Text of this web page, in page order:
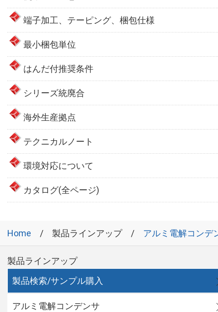
端子加工、テーピング、梱包仕様
最小梱包単位
はんだ付推奨条件
シリーズ統廃合
海外生産拠点
テクニカルノート
環境対応について
カタログ(全ページ)
Home 製品ラインアップ アルミ電解コンデ
製品ラインアップ
製品検索/サンプル購入
アルミ電解コンデンサ